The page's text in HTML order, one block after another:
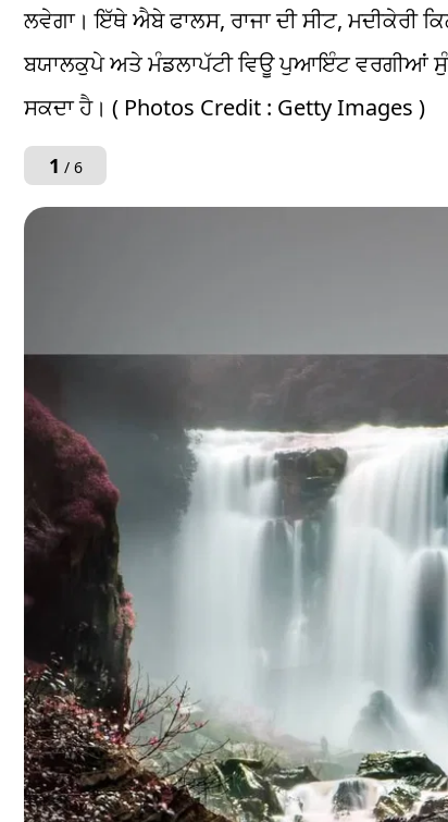
ਲਵੇਗਾ। ਇੱਥੇ ਐਬੇ ਫਾਲਸ, ਰਾਜਾ ਦੀ ਸੀਟ, ਮਦੀਕੇਰੀ
ਬਯਾਲਕੁਪੇ ਅਤੇ ਮੰਡਲਾਪੱਟੀ ਵਿਊ ਪੁਆਇੰਟ ਵਰਗੀਆਂ
ਸਕਦਾ ਹੈ। ( Photos Credit : Getty Images )
1 / 6